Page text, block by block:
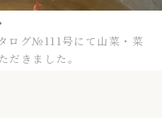
ログ№111号にて山菜・菜
だきました。